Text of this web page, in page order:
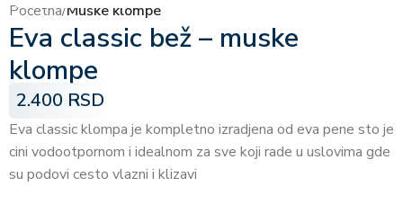
Početna Muške klompe
Eva classic bež – muske
klompe
2.400 RSD
Eva classic klompa je kompletno izradjena od eva pene sto je
cini vodootpornom i idealnom za sve koji rade u uslovima gde
su podovi cesto vlazni i klizavi